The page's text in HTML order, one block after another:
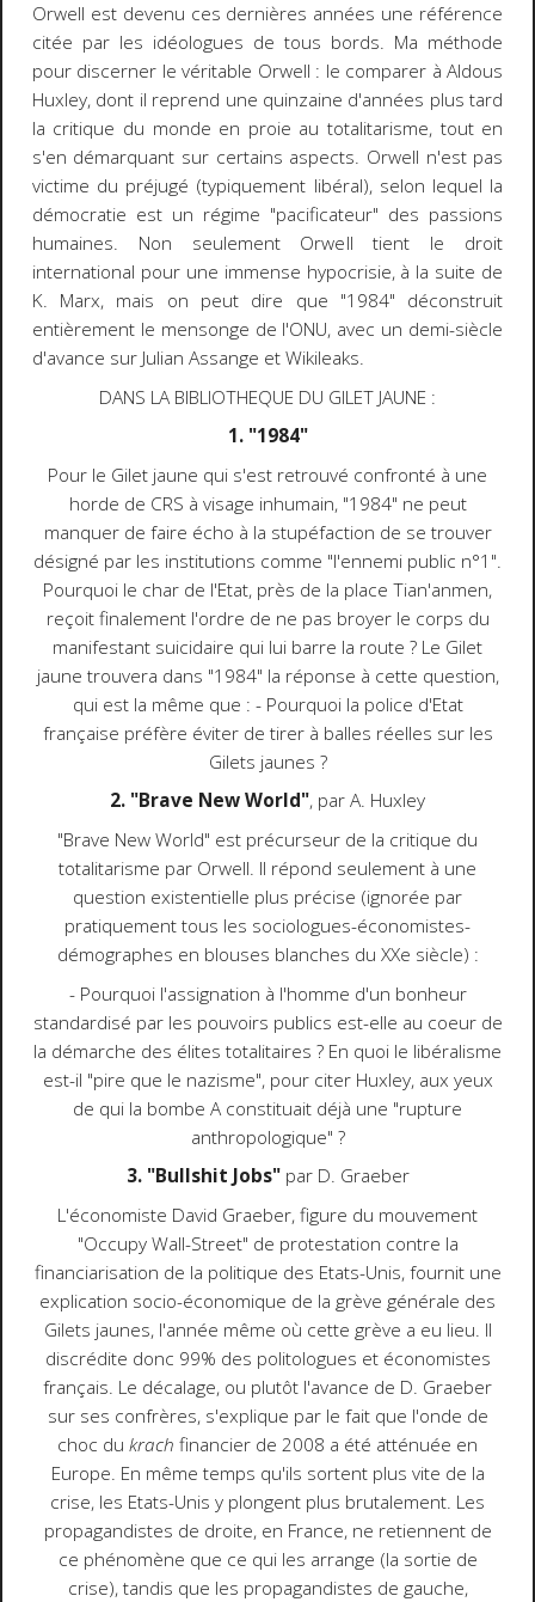
Orwell est devenu ces dernières années une référence
citée par les idéologues de tous bords. Ma méthode
pour discerner le véritable Orwell : le comparer à Aldous
Huxley, dont il reprend une quinzaine d'années plus tard
la critique du monde en proie au totalitarisme, tout en
s'en démarquant sur certains aspects. Orwell n'est pas
victime du préjugé (typiquement libéral), selon lequel la
démocratie est un régime "pacificateur" des passions
humaines. Non seulement Orwell tient le droit
international pour une immense hypocrisie, à la suite de
K. Marx, mais on peut dire que "1984" déconstruit
entièrement le mensonge de l'ONU, avec un demi-siècle
d'avance sur Julian Assange et Wikileaks.
DANS LA BIBLIOTHEQUE DU GILET JAUNE :
1. "1984"
Pour le Gilet jaune qui s'est retrouvé confronté à une
horde de CRS à visage inhumain, "1984" ne peut
manquer de faire écho à la stupéfaction de se trouver
désigné par les institutions comme "l'ennemi public n°1".
Pourquoi le char de l'Etat, près de la place Tian'anmen,
reçoit finalement l'ordre de ne pas broyer le corps du
manifestant suicidaire qui lui barre la route ? Le Gilet
jaune trouvera dans "1984" la réponse à cette question,
qui est la même que : - Pourquoi la police d'Etat
française préfère éviter de tirer à balles réelles sur les
Gilets jaunes ?
2. "Brave New World", par A. Huxley
"Brave New World" est précurseur de la critique du
totalitarisme par Orwell. Il répond seulement à une
question existentielle plus précise (ignorée par
pratiquement tous les sociologues-économistes-
démographes en blouses blanches du XXe siècle) :
- Pourquoi l'assignation à l'homme d'un bonheur
standardisé par les pouvoirs publics est-elle au coeur de
la démarche des élites totalitaires ? En quoi le libéralisme
est-il "pire que le nazisme", pour citer Huxley, aux yeux
de qui la bombe A constituait déjà une "rupture
anthropologique" ?
3. "Bullshit Jobs" par D. Graeber
L'économiste David Graeber, figure du mouvement
"Occupy Wall-Street" de protestation contre la
financiarisation de la politique des Etats-Unis, fournit une
explication socio-économique de la grève générale des
Gilets jaunes, l'année même où cette grève a eu lieu. Il
discrédite donc 99% des politologues et économistes
français. Le décalage, ou plutôt l'avance de D. Graeber
sur ses confrères, s'explique par le fait que l'onde de
choc du krach financier de 2008 a été atténuée en
Europe. En même temps qu'ils sortent plus vite de la
crise, les Etats-Unis y plongent plus brutalement. Les
propagandistes de droite, en France, ne retiennent de
ce phénomène que ce qui les arrange (la sortie de
crise), tandis que les propagandistes de gauche,